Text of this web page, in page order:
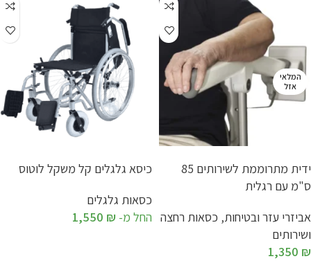
המלאי
אזל
ידית מתרוממת לשירותים 85
ס"מ עם רגלית
אביזרי עזר ובטיחות, כסאות רחצה
ושירותים
1,350 ₪
כיסא גלגלים קל משקל לוטוס
כסאות גלגלים
החל מ-
1,550 ₪